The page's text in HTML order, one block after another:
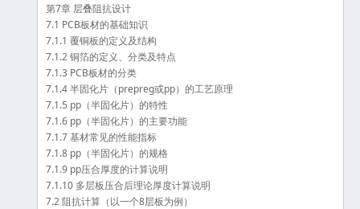
第7章 层叠阻抗设计
7.1 PCB板材的基础知识
7.1.1 覆铜板的定义及结构
7.1.2 铜箔的定义、分类及特点
7.1.3 PCB板材的分类
7.1.4 半固化片（prepreg或pp）的工艺原理
7.1.5 pp（半固化片）的特性
7.1.6 pp（半固化片）的主要功能
7.1.7 基材常见的性能指标
7.1.8 pp（半固化片）的规格
7.1.9 pp压合厚度的计算说明
7.1.10 多层板压合后理论厚度计算说明
7.2 阻抗计算（以一个8层板为例）